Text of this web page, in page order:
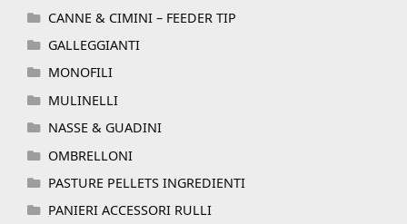
CANNE & CIMINI – FEEDER TIP
GALLEGGIANTI
MONOFILI
MULINELLI
NASSE & GUADINI
OMBRELLONI
PASTURE PELLETS INGREDIENTI
PANIERI ACCESSORI RULLI